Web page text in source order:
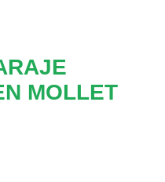
MOLLET